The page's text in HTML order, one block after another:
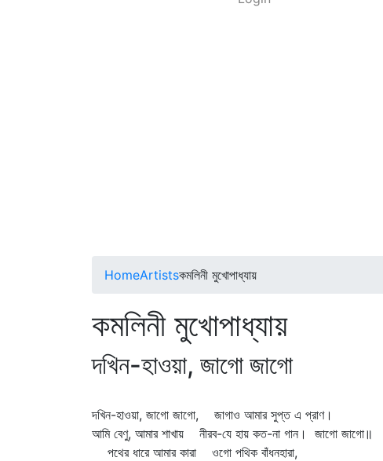
HomeArtistsকমলিনী মুখোপাধ্যায়
কমলিনী মুখোপাধ্যায়
দখিন-হাওয়া, জাগো জাগো
দখিন-হাওয়া, জাগো জাগো, জাগাও আমার সুপ্ত এ প্রাণ।
আমি বেণু, আমার শাখায় নীরব-যে হায় কত-না গান। জাগো জাগো॥
পথের ধারে আমার কারা ওগো পথিক বাঁধনহারা,